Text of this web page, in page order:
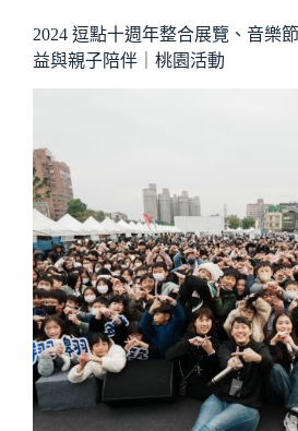
2024 逗點十週年整合展覽、音樂
益與親子陪伴｜桃園活動